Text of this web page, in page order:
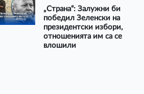
„Страна“: Залужни би
победил Зеленски на
президентски избори,
отношенията им са се
влошили